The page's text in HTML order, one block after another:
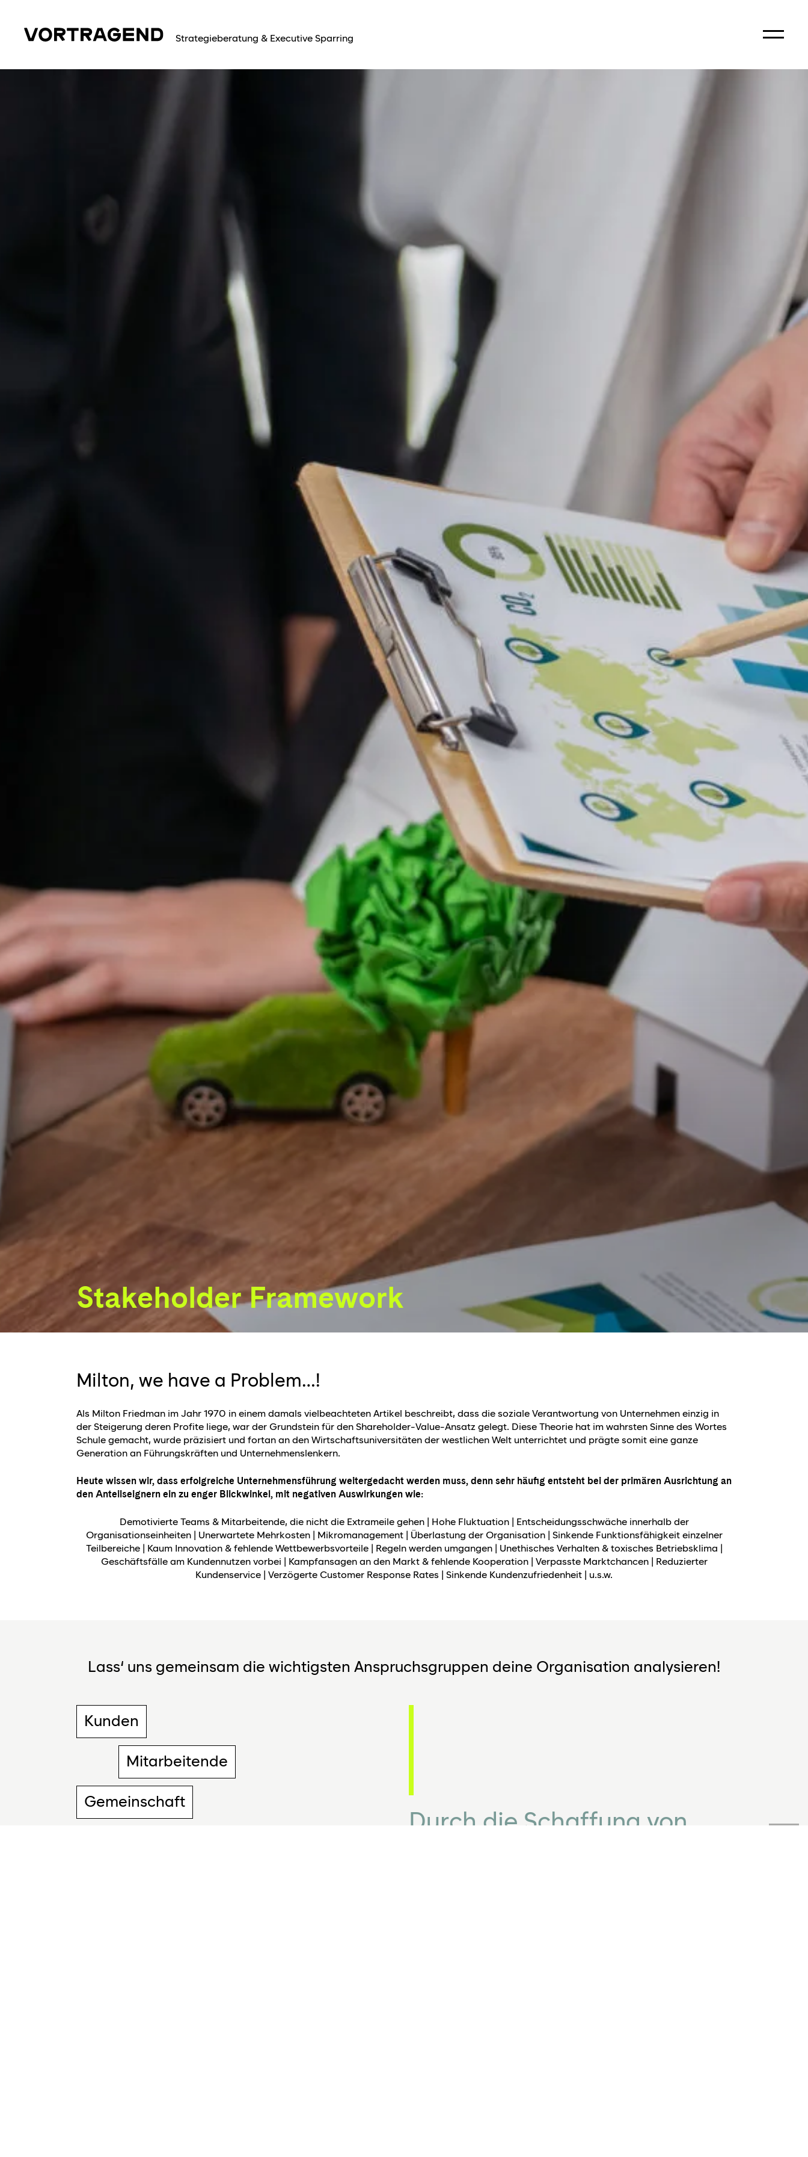
Strategieberatung & Executive Sparring
Stakeholder Framework
Milton, we have a Problem…!
Als Milton Friedman im Jahr 1970 in einem damals vielbeachteten Artikel beschreibt, dass die soziale Verantwortung von Unternehmen einzig in
der Steigerung deren Profite liege, war der Grundstein für den Shareholder-Value-Ansatz gelegt. Diese Theorie hat im wahrsten Sinne des Wortes
Schule gemacht, wurde präzisiert und fortan an den Wirtschaftsuniversitäten der westlichen Welt unterrichtet und prägte somit eine ganze
Generation an Führungskräften und Unternehmenslenkern.
Heute wissen wir, dass erfolgreiche Unternehmensführung weitergedacht werden muss, denn sehr häufig entsteht bei der primären Ausrichtung an
den Anteilseignern ein zu enger Blickwinkel, mit negativen Auswirkungen wie:
Demotivierte Teams & Mitarbeitende, die nicht die Extrameile gehen | Hohe Fluktuation | Entscheidungsschwäche innerhalb der
Organisationseinheiten | Unerwartete Mehrkosten | Mikromanagement | Überlastung der Organisation | Sinkende Funktionsfähigkeit einzelner
Teilbereiche | Kaum Innovation & fehlende Wettbewerbsvorteile | Regeln werden umgangen | Unethisches Verhalten & toxisches Betriebsklima |
Geschäftsfälle am Kundennutzen vorbei | Kampfansagen an den Markt & fehlende Kooperation | Verpasste Marktchancen | Reduzierter
Kundenservice | Verzögerte Customer Response Rates | Sinkende Kundenzufriedenheit | u.s.w.
Lass‘ uns gemeinsam die wichtigsten Anspruchsgruppen deine Organisation analysieren!
Kunden
Mitarbeitende
Gemeinschaft
Durch die Schaffung von